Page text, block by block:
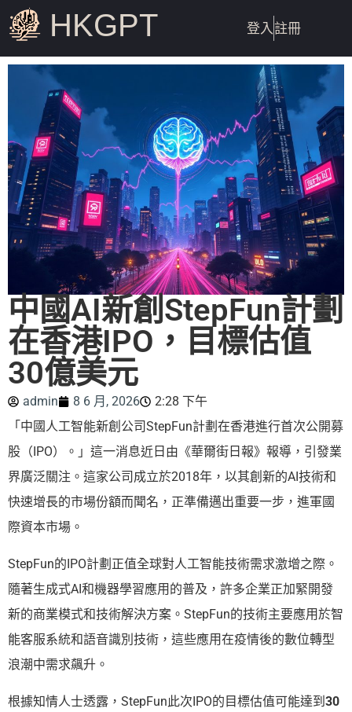
HKGPT 登入註冊
中國AI新創StepFun計劃
在香港IPO，目標估值
30億美元
admin 8 6 月, 2026
2:28 下午
「中國人工智能新創公司StepFun計劃在香港進行首次公開募
股（IPO）。」這一消息近日由《華爾街日報》報導，引發業
界廣泛關注。這家公司成立於2018年，以其創新的AI技術和
快速增長的市場份額而聞名，正準備邁出重要一步，進軍國
際資本市場。
StepFun的IPO計劃正值全球對人工智能技術需求激增之際。
隨著生成式AI和機器學習應用的普及，許多企業正加緊開發
新的商業模式和技術解決方案。StepFun的技術主要應用於智
能客服系統和語音識別技術，這些應用在疫情後的數位轉型
浪潮中需求飆升。
根據知情人士透露，StepFun此次IPO的目標估值可能達到 30